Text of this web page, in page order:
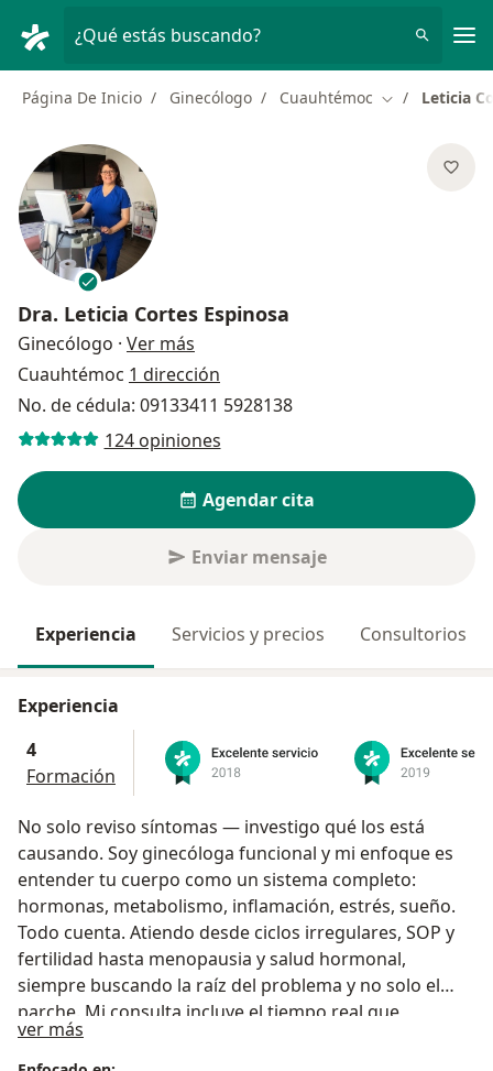
¿Qué estás buscando?
Página De Inicio Ginecólogo Cuauhtémoc Cambiar de
Leticia
Dra. Leticia Cortes Espinosa
Ginecólogo · Ver más
Cuauhtémoc 1 dirección
No. de cédula: 09133411 5928138
124 opiniones
Agendar cita
Enviar mensaje
Experiencia Servicios y precios Consultorios
Experiencia
4
Formación
No solo reviso síntomas — investigo qué los está
causando. Soy ginecóloga funcional y mi enfoque es
entender tu cuerpo como un sistema completo:
hormonas, metabolismo, inflamación, estrés, sueño.
Todo cuenta. Atiendo desde ciclos irregulares, SOP y
fertilidad hasta menopausia y salud hormonal,
siempre buscando la raíz del problema y no solo el
parche. Mi consulta incluye el tiempo real que
necesitas para resolver tus dudas, sin prisas. Formo
parte de FORMA CLINIC, donde trabajo junto a
ver más